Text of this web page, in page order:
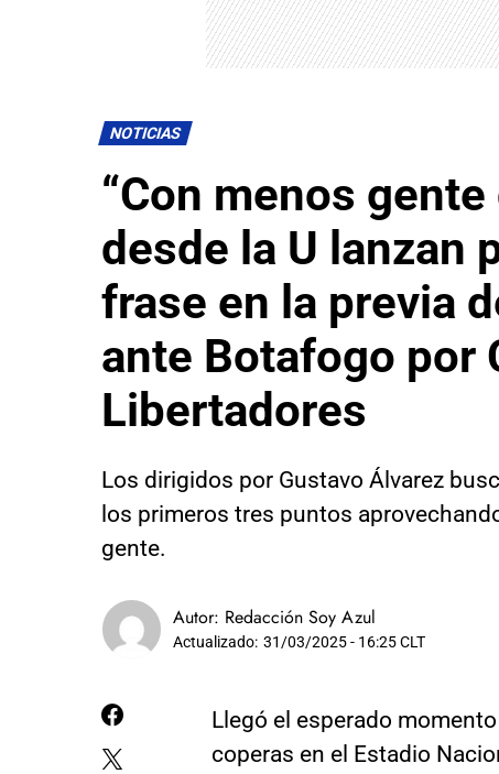
NOTICIAS
“Con menos gente
desde la U lanzan
frase en la previa
ante Botafogo por
Libertadores
Los dirigidos por Gustavo Álvarez
los primeros tres puntos
gente.
Autor: Redacción Soy Azul
Actualizado: 31/03/2025 - 16:25 CLT
Llegó el esperado momento
coperas en el Estadio